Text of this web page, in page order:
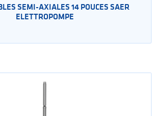
SEMI-AXIALES 14 POUCES SAER
ELETTROPOMPE